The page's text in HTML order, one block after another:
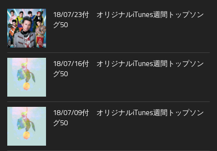
18/07/23付 オリジナルiTunes週間トップソン
グ50
18/07/16付 オリジナルiTunes週間トップソン
グ50
18/07/09付 オリジナルiTunes週間トップソン
グ50